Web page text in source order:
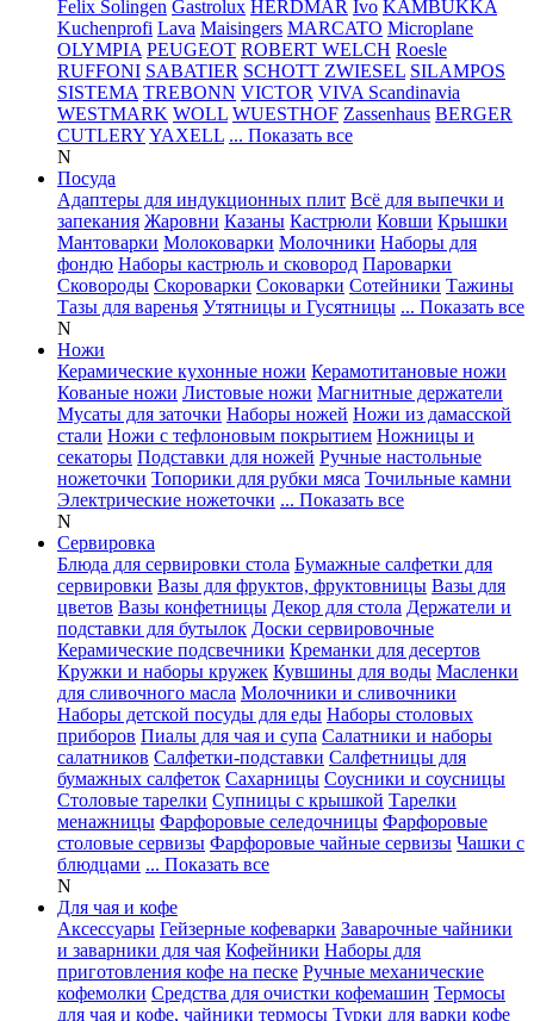
Felix Solingen Gastrolux HERDMAR Ivo KAMBUKKA
Kuchenprofi Lava Maisingers MARCATO Microplane
OLYMPIA PEUGEOT ROBERT WELCH Roesle
RUFFONI SABATIER SCHOTT ZWIESEL SILAMPOS
SISTEMA TREBONN VICTOR VIVA Scandinavia
WESTMARK WOLL WUESTHOF Zassenhaus BERGER
CUTLERYYAXELL ... Показать все
N
Посуда
Адаптеры для индукционных плит Всё для выпечки и
запекания Жаровни Казаны Кастрюли Ковши Крышки
Мантоварки Молоковарки Молочники Наборы для
фондю Наборы кастрюль и сковород Пароварки
Сковороды Скороварки Соковарки Сотейники Тажины
Тазы для варенья Утятницы и Гусятницы ... Показать все
N
Ножи
Керамические кухонные ножи Керамотитановые ножи
Кованые ножи Листовые ножи Магнитные держатели
Мусаты для заточки Наборы ножей Ножи из дамасской
стали Ножи с тефлоновым покрытием Ножницы и
секаторы Подставки для ножей Ручные настольные
ножеточки Топорики для рубки мяса Точильные камни
Электрические ножеточки ... Показать все
N
Сервировка
Блюда для сервировки стола Бумажные салфетки для
сервировки Вазы для фруктов, фруктовницы Вазы для
цветов Вазы конфетницы Декор для стола Держатели и
подставки для бутылок Доски сервировочные
Керамические подсвечники Креманки для десертов
Кружки и наборы кружек Кувшины для воды Масленки
для сливочного масла Молочники и сливочники
Наборы детской посуды для еды Наборы столовых
приборов Пиалы для чая и супа Салатники и наборы
салатников Салфетки-подставки Салфетницы для
бумажных салфеток Сахарницы Соусники и соусницы
Столовые тарелки Супницы с крышкой Тарелки
менажницы Фарфоровые селедочницы Фарфоровые
столовые сервизы Фарфоровые чайные сервизы Чашки с
блюдцами ... Показать все
N
Для чая и кофе
Аксессуары Гейзерные кофеварки Заварочные чайники
и заварники для чая Кофейники Наборы для
приготовления кофе на песке Ручные механические
кофемолки Средства для очистки кофемашин Термосы
для чая и кофе, чайники термосы Турки для варки кофе